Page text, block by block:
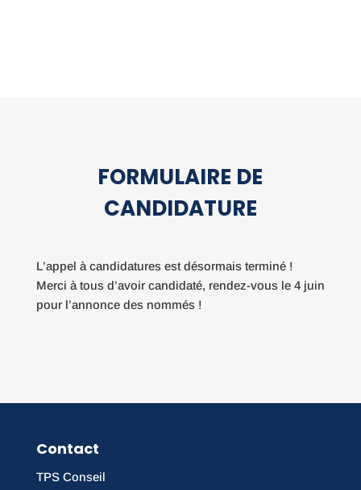
FORMULAIRE DE
CANDIDATURE
L’appel à candidatures est désormais terminé !
Merci à tous d’avoir candidaté, rendez-vous le 4 juin
pour l’annonce des nommés !
Contact
TPS Conseil